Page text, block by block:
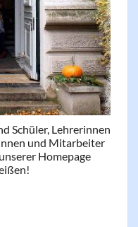
Schüler, Lehrerinnen
und Mitarbeiter
Homepage